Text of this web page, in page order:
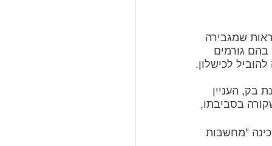
שמגבירה
בהם גורמים
לכישלון.
בק, העניין
בסביבתו,
"מחשבות